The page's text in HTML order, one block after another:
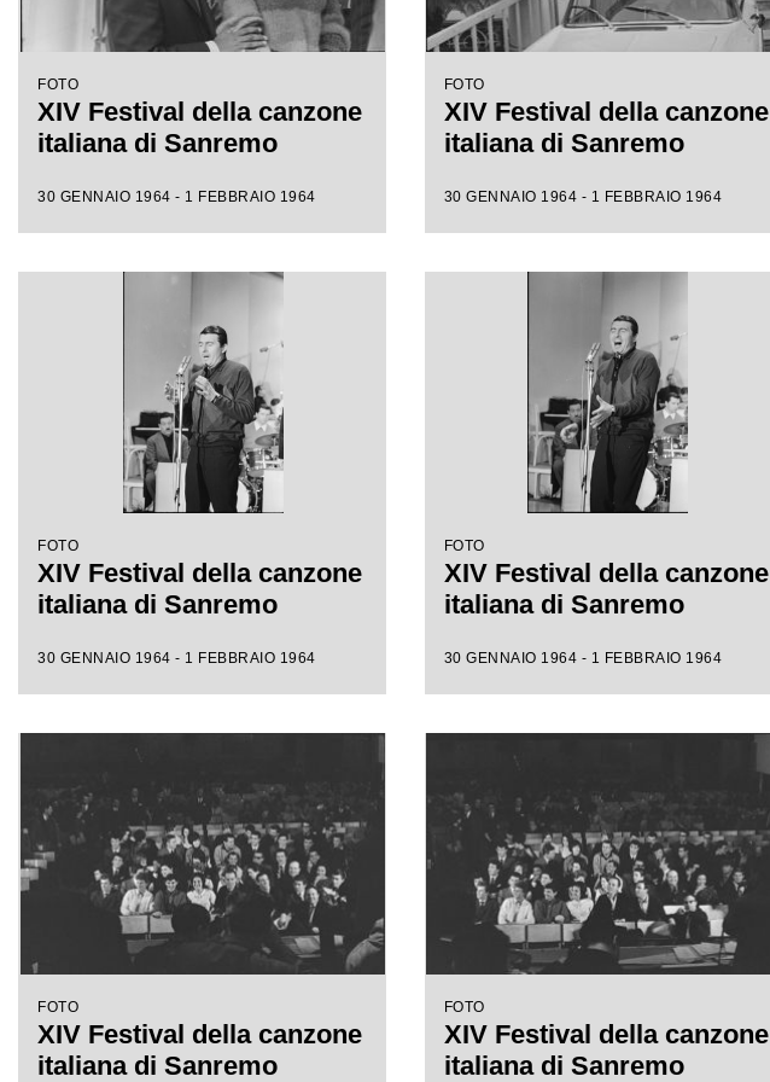
FOTO
XIV Festival della canzone
italiana di Sanremo
30 GENNAIO 1964 - 1 FEBBRAIO 1964
FOTO
XIV Festival della canzone
italiana di Sanremo
30 GENNAIO 1964 - 1 FEBBRAIO 1964
FOTO
XIV Festival della canzone
italiana di Sanremo
30 GENNAIO 1964 - 1 FEBBRAIO 1964
FOTO
XIV Festival della canzone
italiana di Sanremo
30 GENNAIO 1964 - 1 FEBBRAIO 1964
FOTO
XIV Festival della canzone
italiana di Sanremo
FOTO
XIV Festival della canzone
italiana di Sanremo